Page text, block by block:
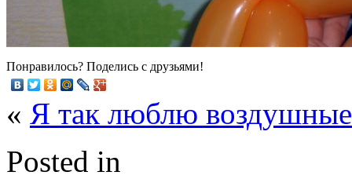
Понравилось? Поделись с друзьями!
« Я так люблю
Posted in